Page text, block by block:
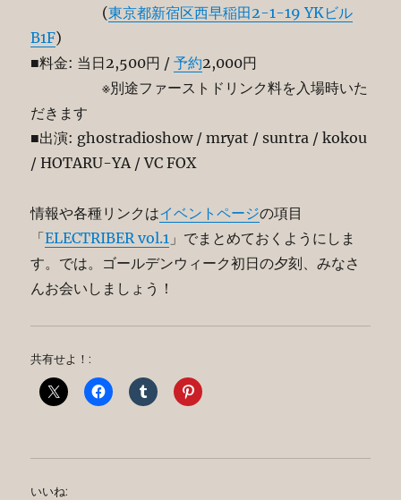
(東京都新宿区西早稲田2-1-19 YKビル
B1F)
■料金: 当日2,500円 /予約2,000円
※別途ファーストドリンク料を入場時いた
だきます
■出演: ghostradioshow / mryat / suntra / kokou
/ HOTARU-YA / VC FOX
情報や各種リンクはイベントページの項目
「ELECTRIBER vol.1 」でまとめておくようにしま
す。では。ゴールデンウィーク初日の夕刻、みなさ
んお会いしましょう！
共有せよ！:
いいね: